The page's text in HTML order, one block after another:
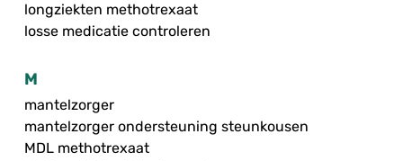
longziekten methotrexaat
losse medicatie controleren
M
mantelzorger
mantelzorger ondersteuning steunkousen
MDL methotrexaat